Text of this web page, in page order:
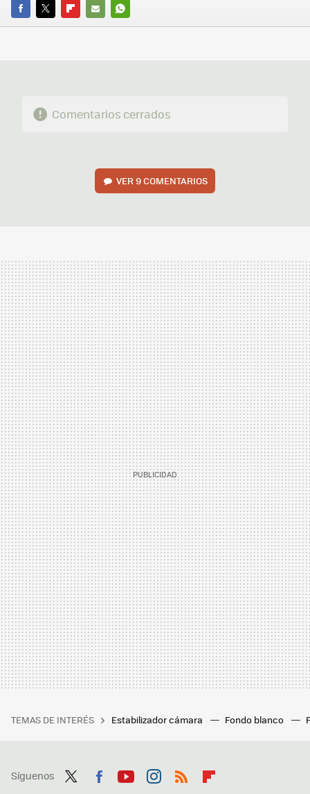
FACEBOOK
TWITTERFLIPBOARD
E-
WHATSAPP
Comentarios cerrados
VER9 COMENTARIOS
TEMAS DE INTERÉS Estabilizador cámara Fondo blanco
Síguenos